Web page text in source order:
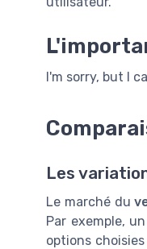
I'm sorry, but I
Les
Le marché du
Par exemple, un
options